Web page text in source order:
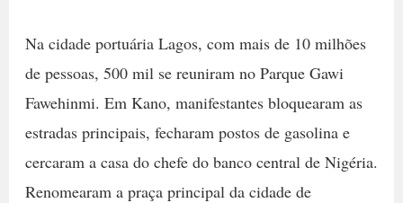
Na cidade portuária Lagos, com mais de 10 milhões
de pessoas, 500 mil se reuniram no Parque Gawi
Fawehinmi. Em Kano, manifestantes bloquearam as
estradas principais, fecharam postos de gasolina e
cercaram a casa do chefe do banco central de Nigéria.
Renomearam a praça principal da cidade de